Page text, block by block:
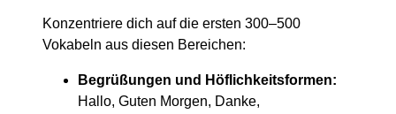
Konzentriere dich auf die ersten 300–500
Vokabeln aus diesen Bereichen:
Begrüßungen und Höflichkeitsformen:
Hallo, Guten Morgen, Danke,